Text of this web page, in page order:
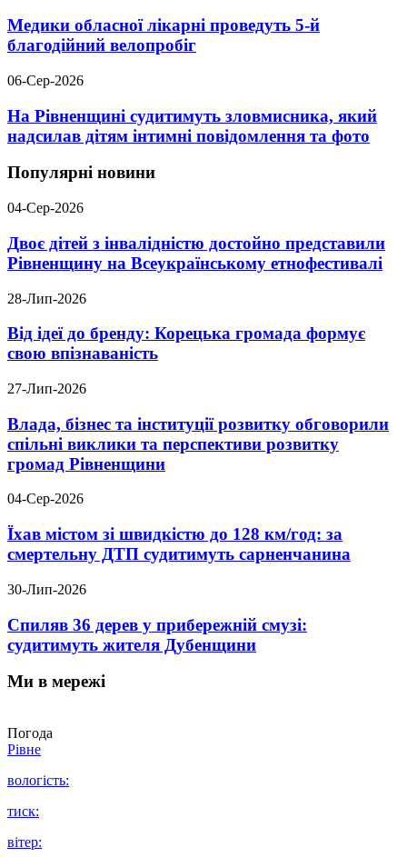
Медики обласної лікарні проведуть 5-й
благодійний велопробіг
06-Сер-2026
На Рівненщині судитимуть зловмисника, який
надсилав дітям інтимні повідомлення та фото
Популярні новини
04-Сер-2026
Двоє дітей з інвалідністю достойно представили
Рівненщину на Всеукраїнському етнофестивалі
28-Лип-2026
Від ідеї до бренду: Корецька громада формує
свою впізнаваність
27-Лип-2026
Влада, бізнес та інституції розвитку обговорили
спільні виклики та перспективи розвитку
громад Рівненщини
04-Сер-2026
Їхав містом зі швидкістю до 128 км/год: за
смертельну ДТП судитимуть сарненчанина
30-Лип-2026
Спиляв 36 дерев у прибережній смузі:
судитимуть жителя Дубенщини
Ми в мережі
Погода
Рівне
вологість:
тиск:
вітер: